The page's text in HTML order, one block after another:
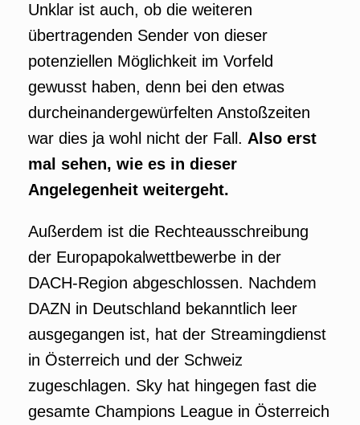
Unklar ist auch, ob die weiteren
übertragenden Sender von dieser
potenziellen Möglichkeit im Vorfeld
gewusst haben, denn bei den etwas
durcheinandergewürfelten Anstoßzeiten
war dies ja wohl nicht der Fall. Also erst
mal sehen, wie es in dieser
Angelegenheit weitergeht.
Außerdem ist die Rechteausschreibung
der Europapokalwettbewerbe in der
DACH-Region abgeschlossen. Nachdem
DAZN in Deutschland bekanntlich leer
ausgegangen ist, hat der Streamingdienst
in Österreich und der Schweiz
zugeschlagen. Sky hat hingegen fast die
gesamte Champions League in Österreich